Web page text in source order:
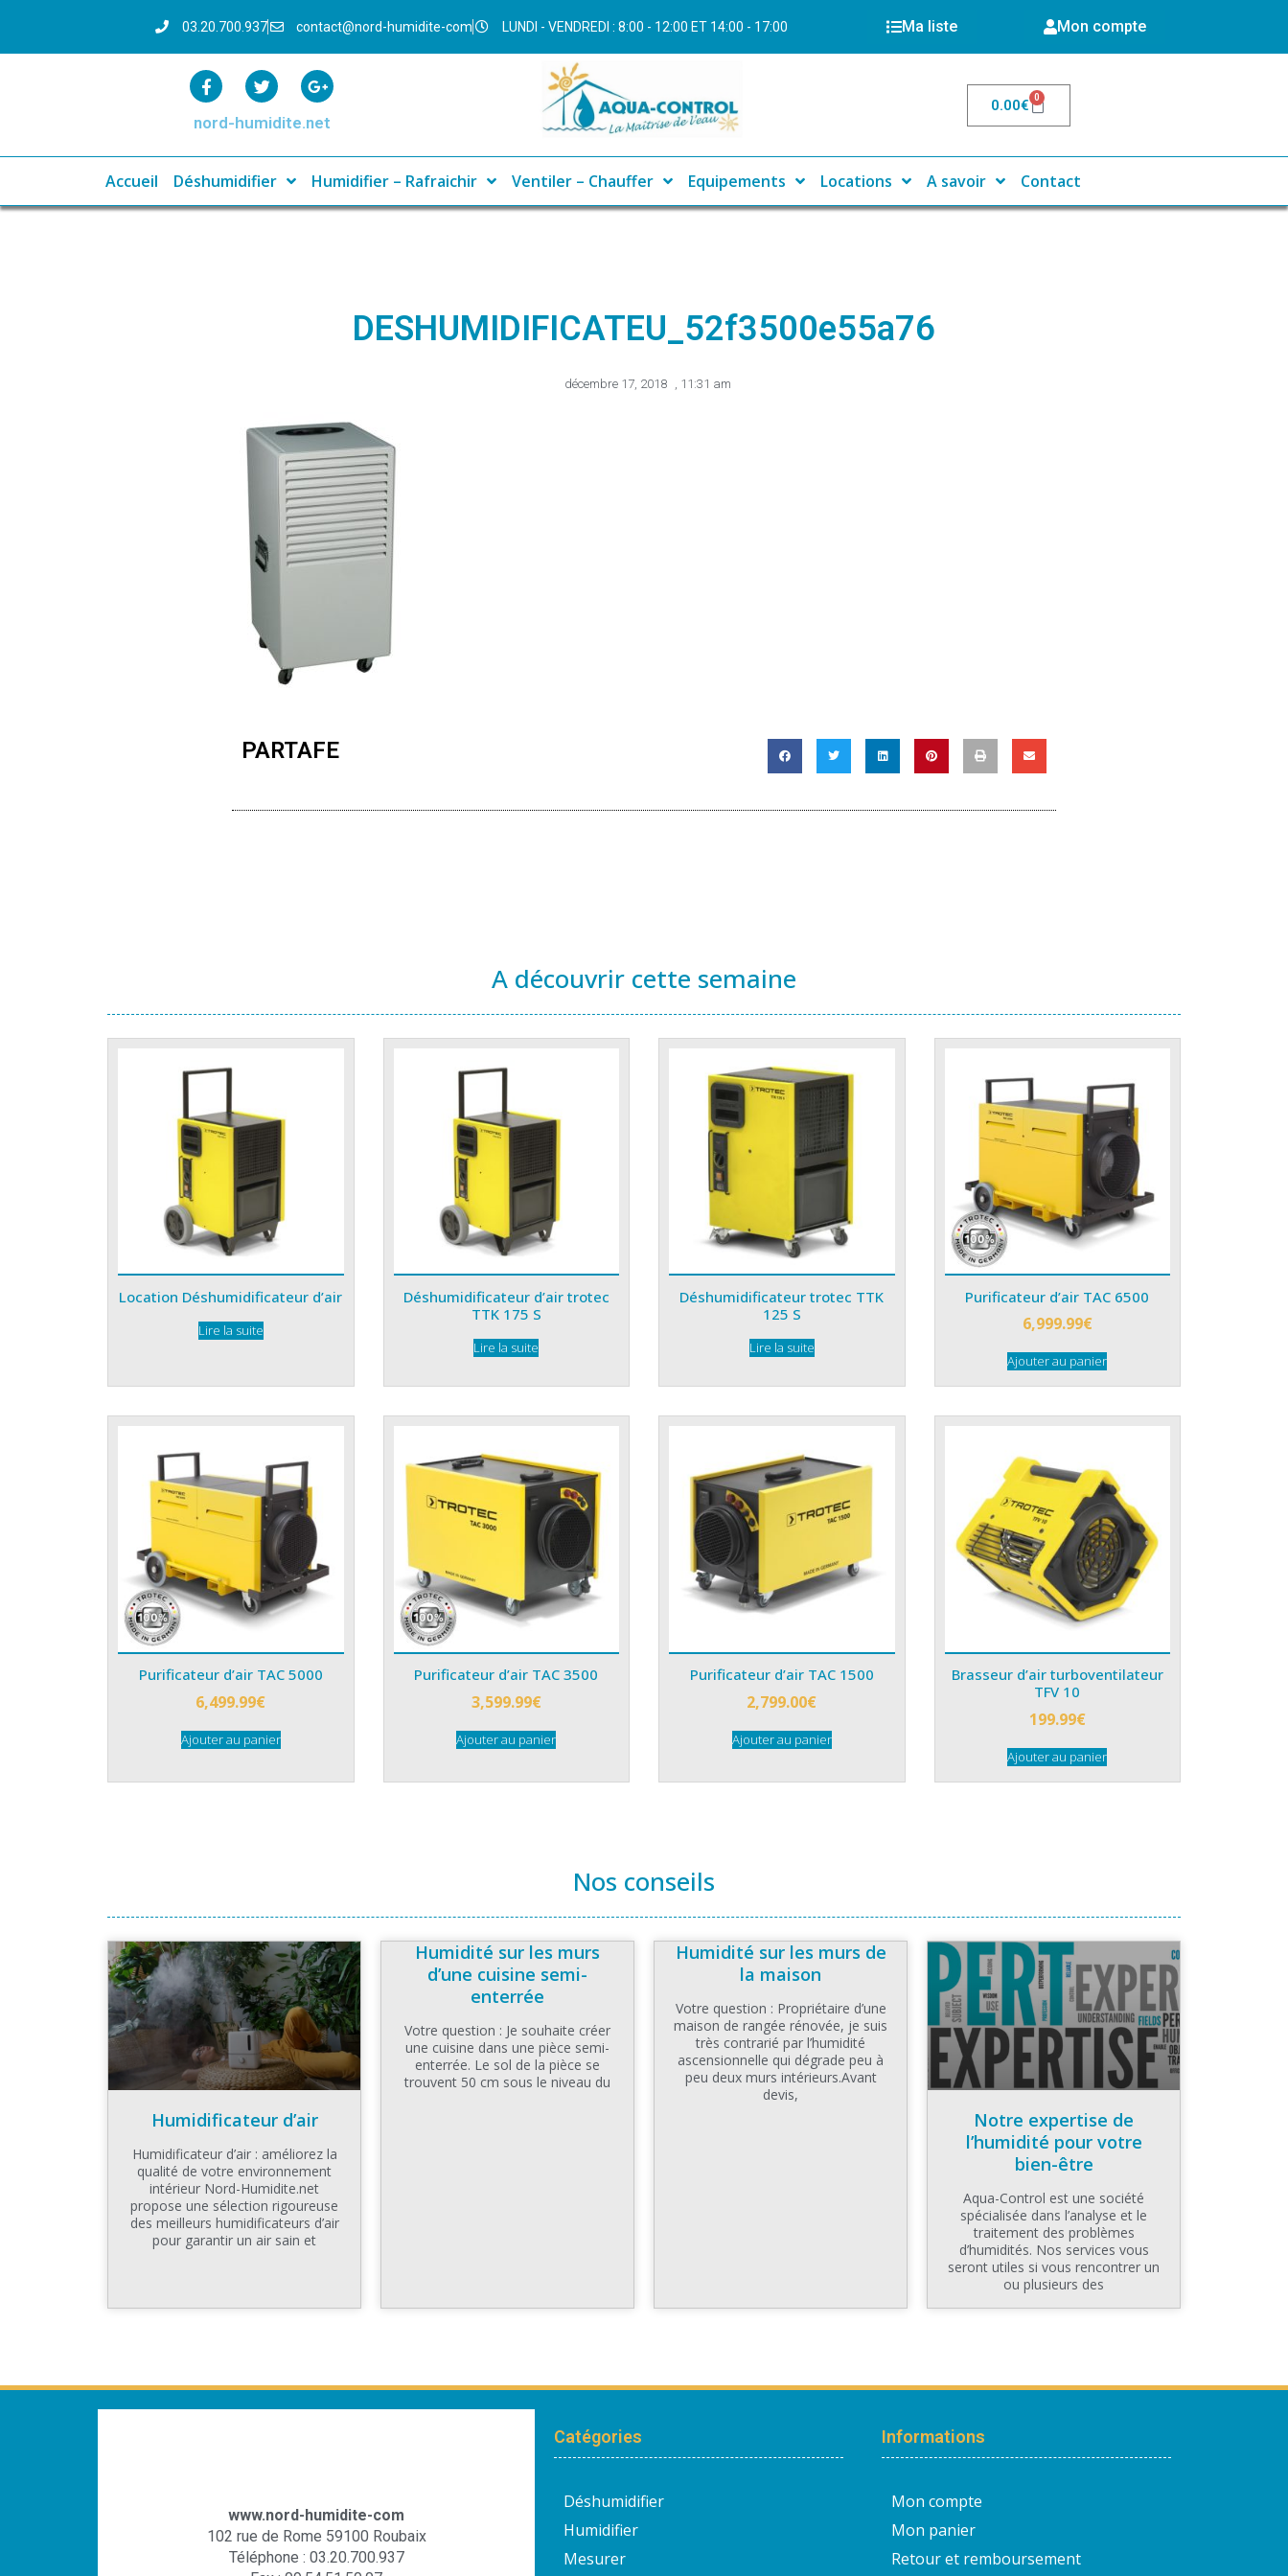
03.20.700.937 contact@nord-humidite-com LUNDI - VENDREDI : 8:00 - 12:00 ET 14:00 - 17:00 Ma liste Mon compte
nord-humidite.net
0.00€ 0
Accueil Déshumidifier Humidifier – Rafraichir Ventiler – Chauffer Equipements Locations A savoir Contact
DESHUMIDIFICATEU_52f3500e55a76
décembre 17, 2018 11:31 am
PARTAFE
A découvrir cette semaine
Location Déshumidificateur d’air
Lire la suite
Déshumidificateur d’air trotec
TTK 175 S
Lire la suite
Déshumidificateur trotec TTK
125 S
Lire la suite
Purificateur d’air TAC 6500
6,999.99€
Ajouter au panier
Purificateur d’air TAC 5000
6,499.99€
Ajouter au panier
Purificateur d’air TAC 3500
3,599.99€
Ajouter au panier
Purificateur d’air TAC 1500
2,799.00€
Ajouter au panier
Brasseur d’air turboventilateur
TFV 10
199.99€
Ajouter au panier
Nos conseils
Humidificateur d’air
Humidificateur d’air : améliorez la
qualité de votre environnement
intérieur Nord-Humidite.net
propose une sélection rigoureuse
des meilleurs humidificateurs d’air
pour garantir un air sain et
Humidité sur les murs
d’une cuisine semi-
enterrée
Votre question : Je souhaite créer
une cuisine dans une pièce semi-
enterrée. Le sol de la pièce se
trouvent 50 cm sous le niveau du
Humidité sur les murs de
la maison
Votre question : Propriétaire d’une
maison de rangée rénovée, je suis
très contrarié par l’humidité
ascensionnelle qui dégrade peu à
peu deux murs intérieurs.Avant
devis,
Notre expertise de
l’humidité pour votre
bien-être
Aqua-Control est une société
spécialisée dans l’analyse et le
traitement des problèmes
d’humidités. Nos services vous
seront utiles si vous rencontrer un
ou plusieurs des
www.nord-humidite-com
102 rue de Rome 59100 Roubaix
Téléphone : 03.20.700.937
Catégories
Déshumidifier
Humidifier
Mesurer
Informations
Mon compte
Mon panier
Retour et remboursement